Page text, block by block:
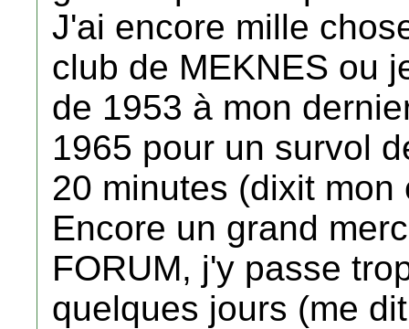
J'ai encore mille
club de MEKNES ou
de 1953 à mon
1965 pour un survol
20 minutes (dixit mon
Encore un grand
FORUM, j'y passe
quelques jours (me